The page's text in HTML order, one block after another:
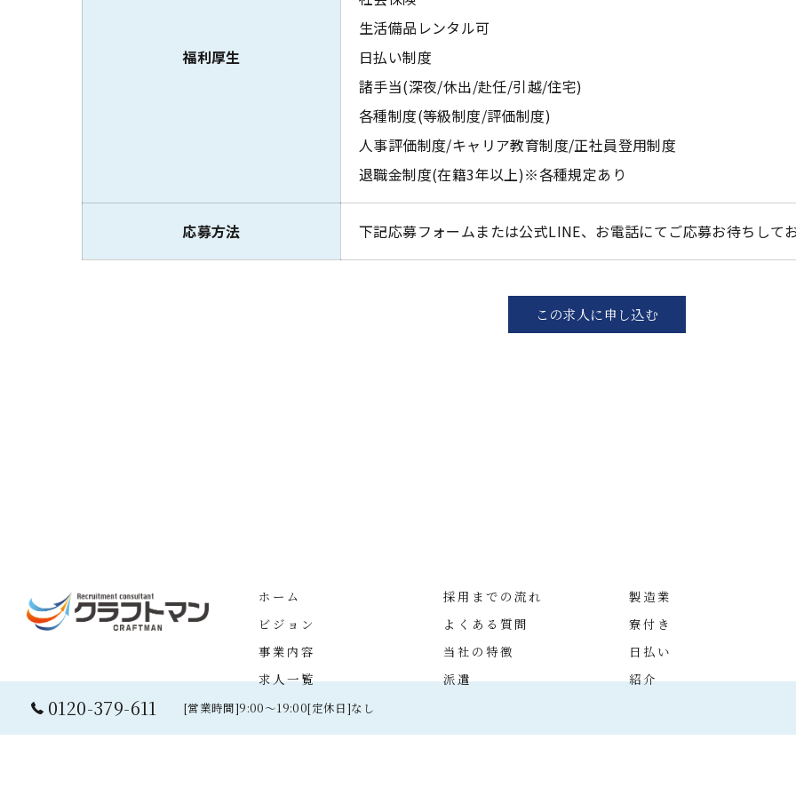
福利厚生
生活備品レンタル可
日払い制度
諸手当(深夜/休出/赴任/引越/住宅)
各種制度(等級制度/評価制度)
人事評価制度/キャリア教育制度/正社員登用制度
退職金制度(在籍3年以上)※各種規定あり
応募方法 下記応募フォームまたは公式LINE、お電話にてご応募お待ちしてお
この求人に申し込む
0120-379-611 [営業時間]9:00～19:00[定休日]なし
ホーム
ビジョン
事業内容
求人一覧
採用までの流れ
よくある質問
当社の特徴
派遣
製造業
寮付き
日払い
紹介